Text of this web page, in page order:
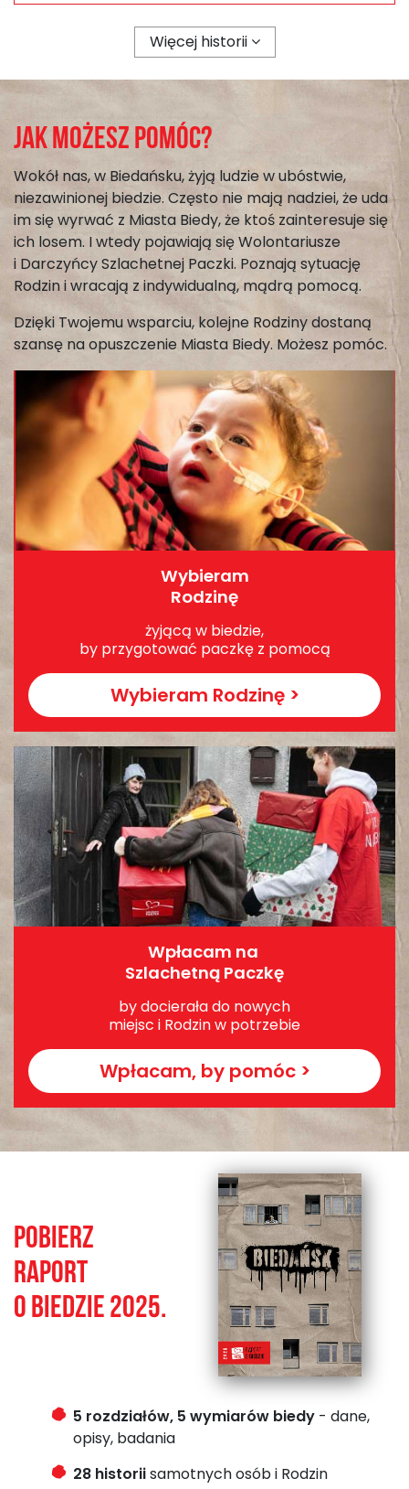
Więcej historii
Jak możesz pomóc?
Wokół nas, w Biedańsku, żyją ludzie w ubóstwie,
niezawinionej biedzie. Często nie mają nadziei, że uda
im się wyrwać z Miasta Biedy, że ktoś zainteresuje się
ich losem. I wtedy pojawiają się Wolontariusze
i Darczyńcy Szlachetnej Paczki. Poznają sytuację
Rodzin i wracają z indywidualną, mądrą pomocą.
Dzięki Twojemu wsparciu, kolejne Rodziny dostaną
szansę na opuszczenie Miasta Biedy. Możesz pomóc.
Wybieram
Rodzinę
żyjącą w biedzie,
by przygotować paczkę z pomocą
Wybieram Rodzinę >
Wpłacam na
Szlachetną Paczkę
by docierała do nowych
miejsc i Rodzin w potrzebie
Wpłacam, by pomóc >
Pobierz
Raport
o biedzie 2025.
5 rozdziałów, 5 wymiarów biedy - dane,
opisy, badania
28 historiisamotnych osób i Rodzin